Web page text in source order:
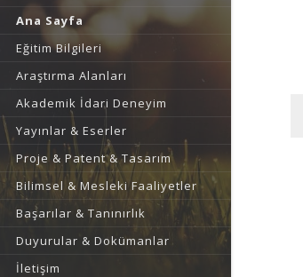
Ana Sayfa
Eğitim Bilgileri
Araştırma Alanları
Akademik İdari Deneyim
Yayınlar & Eserler
Proje & Patent & Tasarım
Bilimsel & Mesleki Faaliyetler
Başarılar & Tanınırlık
Duyurular & Dokümanlar
İletişim